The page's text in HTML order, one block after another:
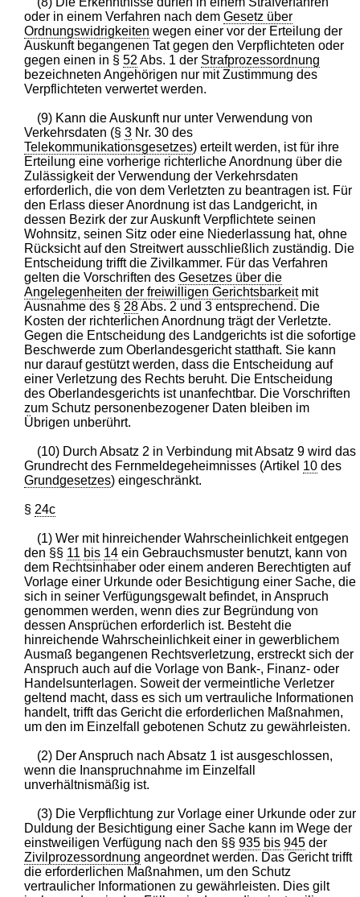
oder in einem Verfahren nach demGesetz über
Ordnungswidrigkeiten wegen einer vor der Erteilung der
Auskunft begangenen Tat gegen den Verpflichteten oder
gegen einen in §52 Abs. 1 der Strafprozessordnung
bezeichneten Angehörigen nur mit Zustimmung des
Verpflichteten verwertet werden.
(9) Kann die Auskunft nur unter Verwendung von
Verkehrsdaten (§3 Nr. 30 des
Telekommunikationsgesetzes) erteilt werden, ist für ihre
Erteilung eine vorherige richterliche Anordnung über die
Zulässigkeit der Verwendung der Verkehrsdaten
erforderlich, die von dem Verletzten zu beantragen ist. Für
den Erlass dieser Anordnung ist das Landgericht, in
dessen Bezirk der zur Auskunft Verpflichtete seinen
Wohnsitz, seinen Sitz oder eine Niederlassung hat, ohne
Rücksicht auf den Streitwert ausschließlich zuständig. Die
Entscheidung trifft die Zivilkammer. Für das Verfahren
gelten die Vorschriften desGesetzes über die
Angelegenheiten der freiwilligen Gerichtsbarkeitmit
Ausnahme des § 28Abs. 2 und 3 entsprechend. Die
Kosten der richterlichen Anordnung trägt der Verletzte.
Gegen die Entscheidung des Landgerichts ist die sofortige
Beschwerde zum Oberlandesgericht statthaft. Sie kann
nur darauf gestützt werden, dass die Entscheidung auf
einer Verletzung des Rechts beruht. Die Entscheidung
des Oberlandesgerichts ist unanfechtbar. Die Vorschriften
zum Schutz personenbezogener Daten bleiben im
Übrigen unberührt.
(10) Durch Absatz 2 in Verbindung mit Absatz 9 wird das
Grundrecht des Fernmeldegeheimnisses (Artikel 10 des
Grundgesetzes) eingeschränkt.
§ 24c
(1) Wer mit hinreichender Wahrscheinlichkeit entgegen
den §§ 11 bis 14 ein Gebrauchsmuster benutzt, kann von
dem Rechtsinhaber oder einem anderen Berechtigten auf
Vorlage einer Urkunde oder Besichtigung einer Sache, die
sich in seiner Verfügungsgewalt befindet, in Anspruch
genommen werden, wenn dies zur Begründung von
dessen Ansprüchen erforderlich ist. Besteht die
hinreichende Wahrscheinlichkeit einer in gewerblichem
Ausmaß begangenen Rechtsverletzung, erstreckt sich der
Anspruch auch auf die Vorlage von Bank-, Finanz- oder
Handelsunterlagen. Soweit der vermeintliche Verletzer
geltend macht, dass es sich um vertrauliche Informationen
handelt, trifft das Gericht die erforderlichen Maßnahmen,
um den im Einzelfall gebotenen Schutz zu gewährleisten.
(2) Der Anspruch nach Absatz 1 ist ausgeschlossen,
wenn die Inanspruchnahme im Einzelfall
unverhältnismäßig ist.
(3) Die Verpflichtung zur Vorlage einer Urkunde oder zur
Duldung der Besichtigung einer Sache kann im Wege der
einstweiligen Verfügung nach den §§935 bis 945 der
Zivilprozessordnung angeordnet werden. Das Gericht trifft
die erforderlichen Maßnahmen, um den Schutz
vertraulicher Informationen zu gewährleisten. Dies gilt